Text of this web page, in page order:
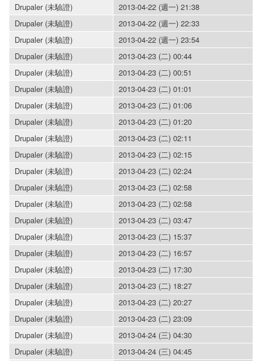
Drupaler (未驗證)
2013-04-22 (週一) 21:38
Drupaler (未驗證)
2013-04-22 (週一) 22:33
Drupaler (未驗證)
2013-04-22 (週一) 23:54
Drupaler (未驗證)
2013-04-23 (二) 00:44
Drupaler (未驗證)
2013-04-23 (二) 00:51
Drupaler (未驗證)
2013-04-23 (二) 01:01
Drupaler (未驗證)
2013-04-23 (二) 01:06
Drupaler (未驗證)
2013-04-23 (二) 01:20
Drupaler (未驗證)
2013-04-23 (二) 02:11
Drupaler (未驗證)
2013-04-23 (二) 02:15
Drupaler (未驗證)
2013-04-23 (二) 02:24
Drupaler (未驗證)
2013-04-23 (二) 02:58
Drupaler (未驗證)
2013-04-23 (二) 02:58
Drupaler (未驗證)
2013-04-23 (二) 03:47
Drupaler (未驗證)
2013-04-23 (二) 15:37
Drupaler (未驗證)
2013-04-23 (二) 16:57
Drupaler (未驗證)
2013-04-23 (二) 17:30
Drupaler (未驗證)
2013-04-23 (二) 18:27
Drupaler (未驗證)
2013-04-23 (二) 20:27
Drupaler (未驗證)
2013-04-23 (二) 23:09
Drupaler (未驗證)
2013-04-24 (三) 04:30
Drupaler (未驗證)
2013-04-24 (三) 04:45